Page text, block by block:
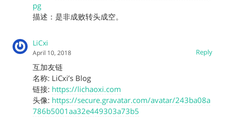
pg
描述：是非成败转头成空。
LiCxi
Reply
April 10, 2018
互加友链
名称: LiCxi’s Blog
链接: https://lichaoxi.com
头像: https://secure.gravatar.com/avatar/243ba08a
786b5001aa32e449303a73b5